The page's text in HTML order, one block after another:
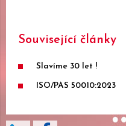
Související články
Slavíme 30 let !
ISO/PAS 50010:2023